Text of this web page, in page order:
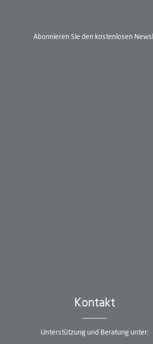
Abonnieren Sie den kostenlosen
Kontakt
Unterstützung und Beratung unter: